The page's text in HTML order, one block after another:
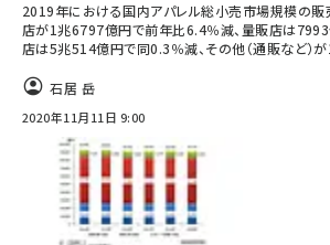
2019年における国内アパレル総小売市場規模の販
店が1兆6797億円で前年比6.4％減、量販店は
店は5兆514億円で同0.3％減、その他（通販など）
石居 岳
2020年11月11日 9:00